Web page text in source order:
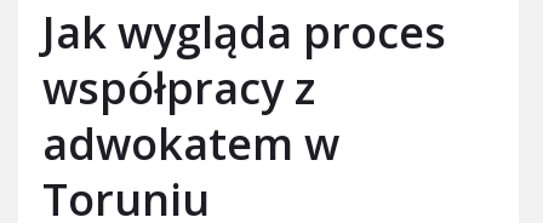
Jak wygląda proces
współpracy z
adwokatem w
Toruniu